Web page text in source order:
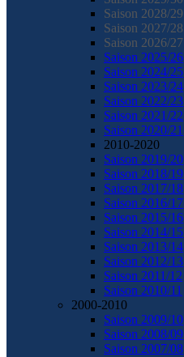
Saison 2028/29
Saison 2027/28
Saison 2026/27
Saison 2025/26
Saison 2024/25
Saison 2023/24
Saison 2022/23
Saison 2021/22
Saison 2020/21
2010-2020
Saison 2019/20
Saison 2018/19
Saison 2017/18
Saison 2016/17
Saison 2015/16
Saison 2014/15
Saison 2013/14
Saison 2012/13
Saison 2011/12
Saison 2010/11
2000-2010
Saison 2009/10
Saison 2008/09
Saison 2007/08